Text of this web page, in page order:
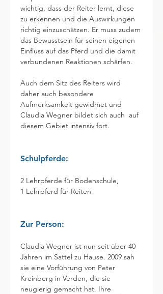
wichtig, dass der Reiter lernt, diese
zu erkennen und die Auswirkungen
richtig einzuschätzen. Er muss zudem
das Bewusstsein für seinen eigenen
Einfluss auf das Pferd und die damit
verbundenen Reaktionen schärfen.
Auch dem Sitz des Reiters wird
daher auch besondere
Aufmerksamkeit gewidmet und
Claudia Wegner bildet sich auch  auf
diesem Gebiet intensiv fort.
2 Lehrpferde für Bodenschule,
1 Lehrpferd für Reiten
Claudia Wegner ist nun seit über 40
Jahren im Sattel zu Hause. 2009 sah
sie eine Vorführung von Peter
Kreinberg in Verden, die sie
neugierig gemacht hat. Ihre